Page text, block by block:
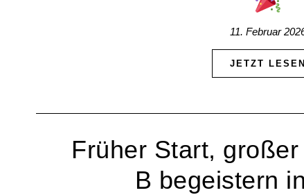
11. Februar
JETZT LESEN
Früher Start,
B begeistern